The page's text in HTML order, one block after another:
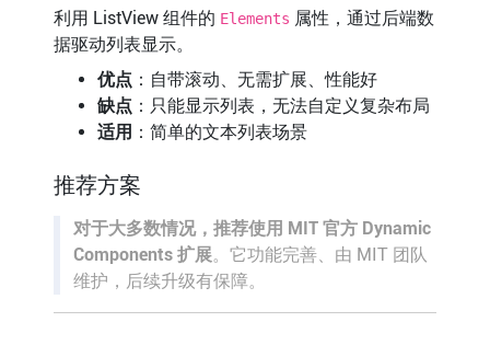
利用 ListView 组件的 Elements 属性，通过后端数
据驱动列表显示。
优点 ：自带滚动、无需扩展、性能好
缺点 ：只能显示列表，无法自定义复杂布局
适用 ：简单的文本列表场景
推荐方案
对于大多数情况，推荐使用 MIT 官方 Dynamic
Components 扩展。它功能完善、由 MIT 团队
维护，后续升级有保障。